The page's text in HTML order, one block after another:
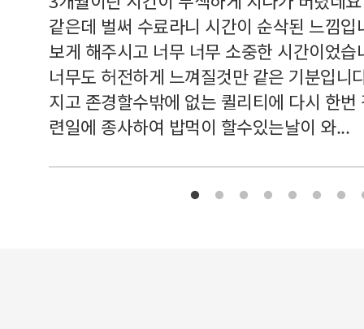
같은데 벌써 수료라니 시간이 순삭된 느낌
보게 해주시고 너무 너무 소중한 시간이었
너무도 허전하게 느껴질것만 같은 기분입니
지고 존경할수밖에 없는 퀼리티에 다시 한
련일에 종사하여 밥먹이 할수있는날이 와...